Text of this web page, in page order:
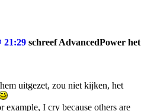
21:29 schreef AdvancedPower het
uitgezet, zou niet kijken, het
example, I cry because others are